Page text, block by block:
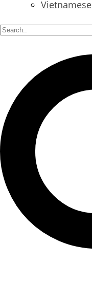
Vietnamese